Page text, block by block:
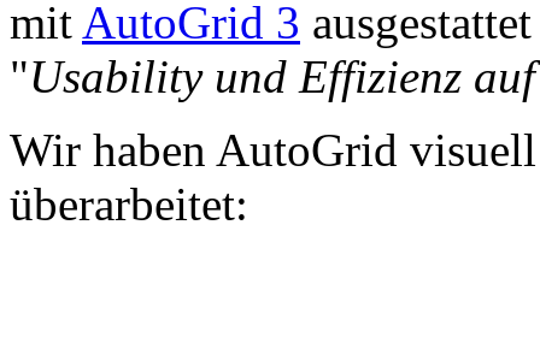
mit AutoGrid 3
"Usability und Effizienz
Wir haben AutoGrid
überarbeitet: